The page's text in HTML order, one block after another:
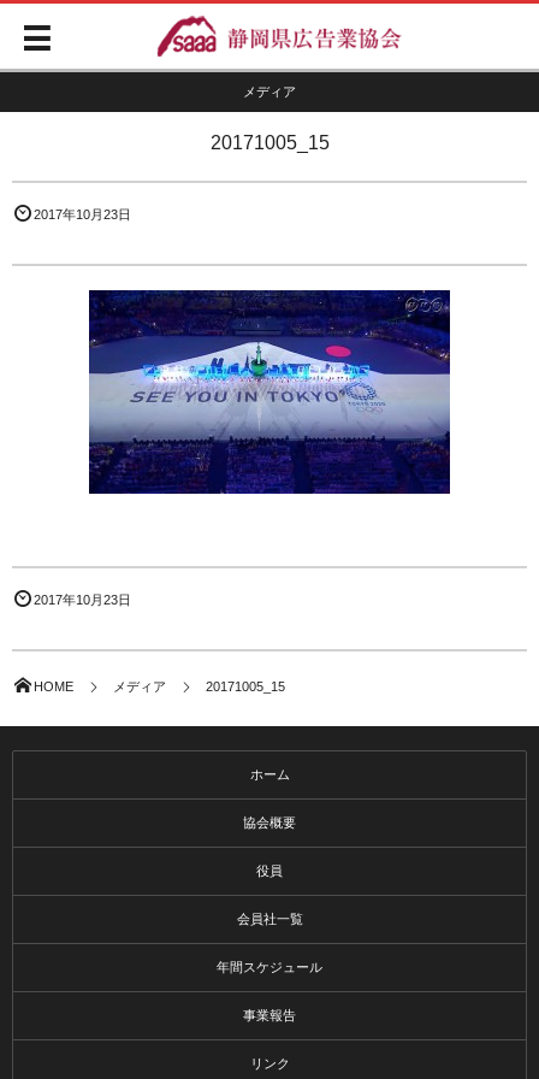
メディア
20171005_15
2017年10月23日
2017年10月23日
HOME メディア 20171005_15
ホーム
協会概要
役員
会員社一覧
年間スケジュール
事業報告
リンク